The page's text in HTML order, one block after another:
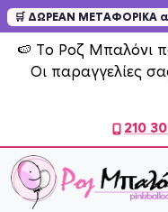
🛒 ΔΩΡΕΑΝ ΜΕΤΑΦΟΡΙΚΑ
🍉 Το Ροζ Μπαλόνι
Οι παραγγελίες
Skip to content
210